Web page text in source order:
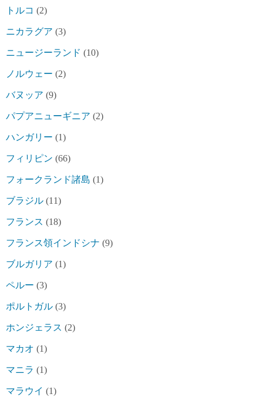
トルコ (2)
ニカラグア (3)
ニュージーランド (10)
ノルウェー (2)
バヌッア (9)
パプアニューギニア (2)
ハンガリー (1)
フィリピン (66)
フォークランド諸島 (1)
ブラジル (11)
フランス (18)
フランス領インドシナ (9)
ブルガリア (1)
ペルー (3)
ポルトガル (3)
ホンジェラス (2)
マカオ (1)
マニラ (1)
マラウイ (1)